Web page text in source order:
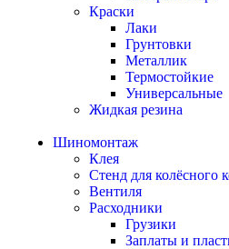
Краски
Лаки
Грунтовки
Металлик
Термостойкие
Универсальные
Жидкая резина
Шиномонтаж
Клея
Стенд для колёсного
Вентиля
Расходники
Грузики
Заплаты и